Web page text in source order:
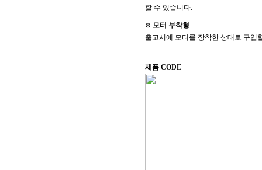
할 수 있습니다.
⊙ 모터 부착형
출고시에 모터를 장착한 상태로 구입
제품 CODE